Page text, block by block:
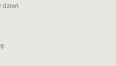
dzień.